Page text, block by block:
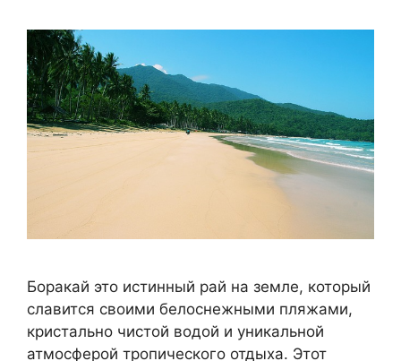
Боракай это истинный рай на земле, который
славится своими белоснежными пляжами,
кристально чистой водой и уникальной
атмосферой тропического отдыха. Этот